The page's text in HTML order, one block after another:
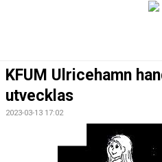
KALENDER
VÅRA LAG
BLI MEDLEM
KFUM Ulricehamn
utvecklas
2023-03-13 17:02